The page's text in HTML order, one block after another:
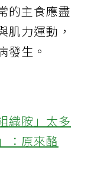
的主食應盡
肌力運動，
發生。
織胺」太多
：原來酪